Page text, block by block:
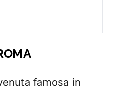
famosa in